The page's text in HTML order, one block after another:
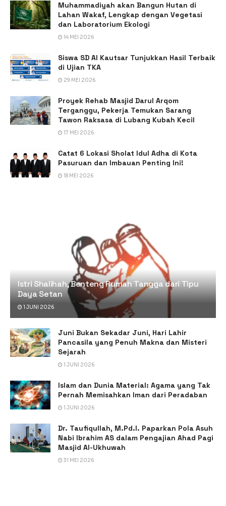
Muhammadiyah akan Bangun Hutan di
Lahan Wakaf, Lengkap dengan Vegetasi
dan Laboratorium Ekologi
14 MEI 2026
Siswa SD Al Kautsar Tunjukkan Hasil Terbaik
di Ujian TKA
29 MEI 2026
Proyek Rehab Masjid Darul Arqom
Terganggu, Pekerja Temukan Sarang
Tawon Raksasa di Lubang Kubah Kecil
17 MEI 2026
Catat 6 Lokasi Sholat Idul Adha di Kota
Pasuruan dan Imbauan Penting Ini!
18 MEI 2026
Istri Shalihah, Benteng Rumah Tangga dari Tipu
Daya Setan
1 JUNI 2026
Juni Bukan Sekadar Juni, Hari Lahir
Pancasila yang Penuh Makna dan Misteri
Sejarah
1 JUNI 2026
Islam dan Dunia Material: Agama yang Tak
Pernah Memisahkan Iman dari Peradaban
1 JUNI 2026
Dr. Taufiqullah, M.Pd.I. Paparkan Pola Asuh
Nabi Ibrahim AS dalam Pengajian Ahad Pagi
Masjid Al-Ukhuwah
31 MEI 2026